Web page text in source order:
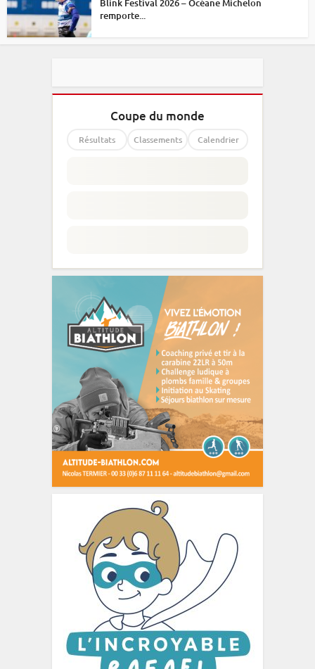
Blink Festival 2026 – Océane Michelon
remporte...
Coupe du monde
Résultats Classements Calendrier